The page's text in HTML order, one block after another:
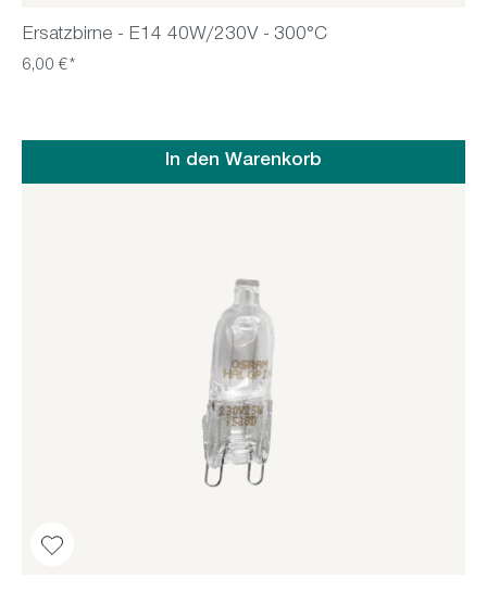
Ersatzbirne - E14 40W/230V - 300°C
6,00 €*
In den Warenkorb